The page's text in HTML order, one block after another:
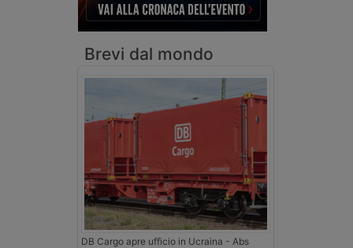
Brevi dal mondo
DB Cargo apre ufficio in Ucraina - Abs